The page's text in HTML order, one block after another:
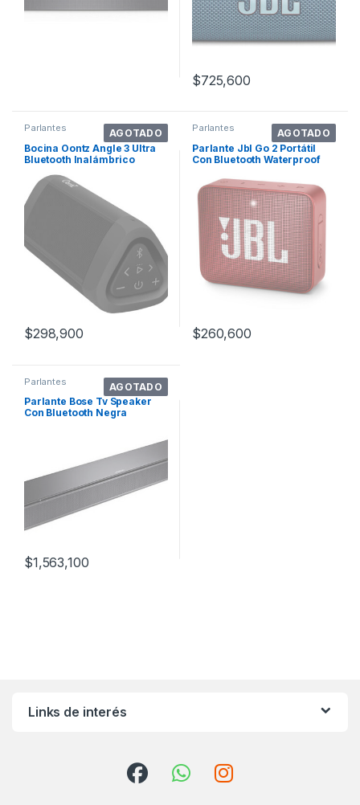
$725,600
AGOTADO
Parlantes
Bocina Oontz Angle 3 Ultra
Bluetooth Inalámbrico
$298,900
AGOTADO
Parlantes
Parlante Jbl Go 2 Portátil
Con Bluetooth Waterproof
$260,600
AGOTADO
Parlantes
Parlante Bose Tv Speaker
Con Bluetooth Negra
$1,563,100
Links de interés